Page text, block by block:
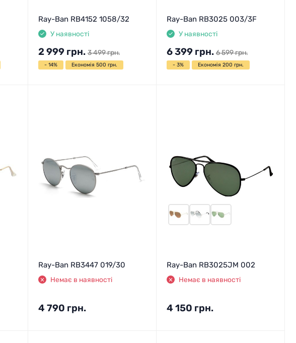
Ray-Ban RB4152 1058/32
У наявності
2 999 грн. 3 499грн.
- 14% Економія 500 грн.
Ray-Ban RB3025 003/3F
У наявності
6 399 грн. 6 599грн.
- 3% Економія 200 грн.
Ray-Ban RB3447 019/30
Немає в наявності
4 790 грн.
Ray-Ban RB3025JM 002
Немає в наявності
4 150 грн.